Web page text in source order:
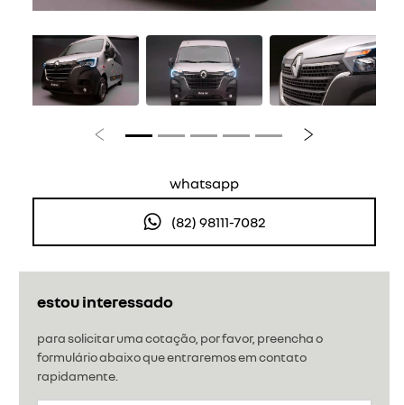
estou interessado
para solicitar uma cotação, por favor, preencha o
formulário abaixo que entraremos em contato
rapidamente.
Anterior Próximo
whatsapp
(82) 98111-7082